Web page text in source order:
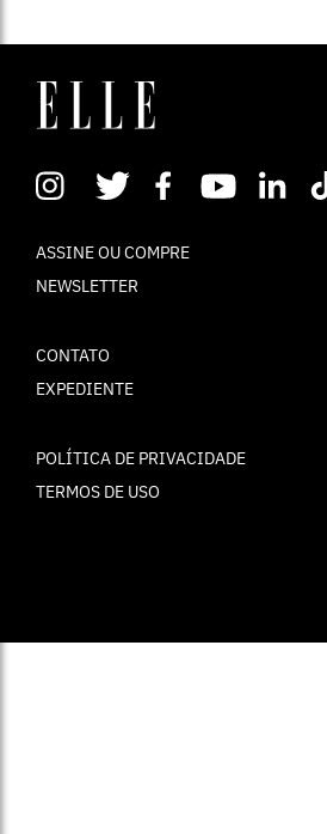
ASSINE OU COMPRE
NEWSLETTER
CONTATO
EXPEDIENTE
POLÍTICA DE PRIVACIDADE
TERMOS DE USO